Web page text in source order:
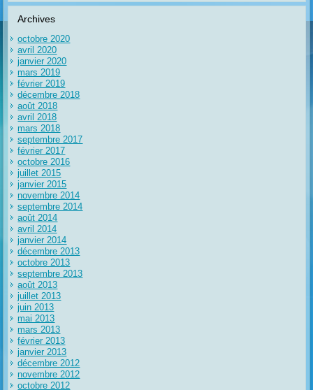
Archives
octobre 2020
avril 2020
janvier 2020
mars 2019
février 2019
décembre 2018
août 2018
avril 2018
mars 2018
septembre 2017
février 2017
octobre 2016
juillet 2015
janvier 2015
novembre 2014
septembre 2014
août 2014
avril 2014
janvier 2014
décembre 2013
octobre 2013
septembre 2013
août 2013
juillet 2013
juin 2013
mai 2013
mars 2013
février 2013
janvier 2013
décembre 2012
novembre 2012
octobre 2012